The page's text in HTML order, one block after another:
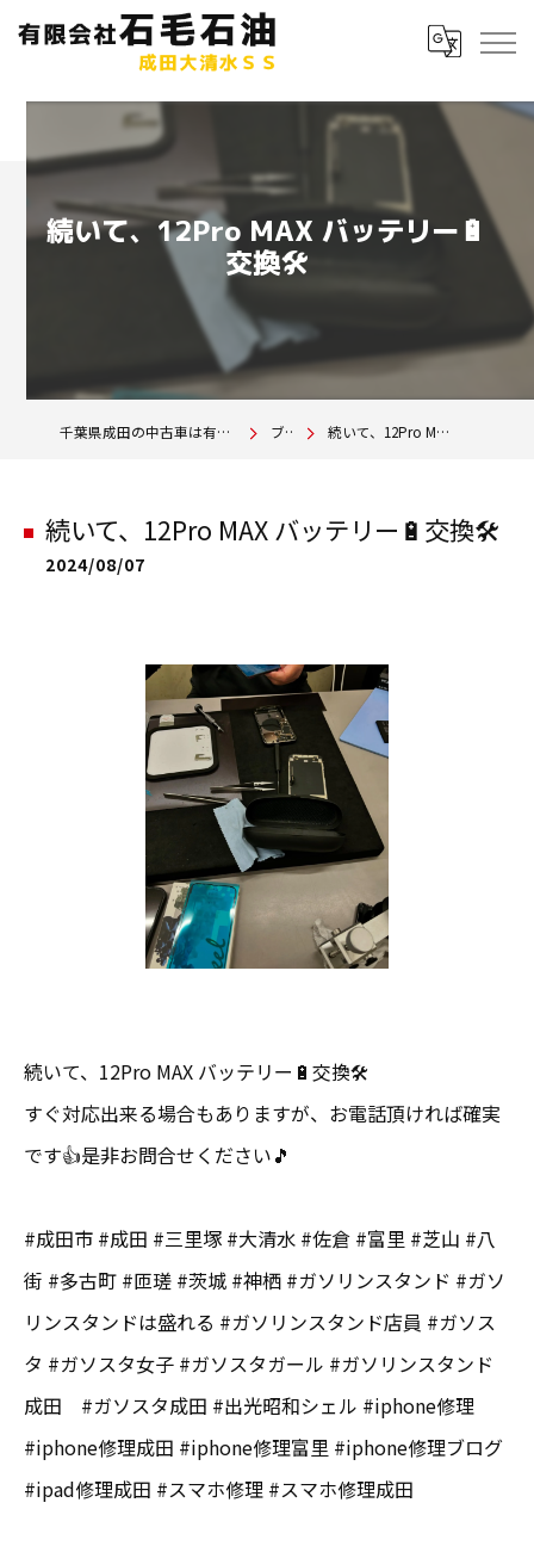
続いて、12Pro MAX バッテリー🔋
交換🛠️
千葉県成田の中古車は有限会社石毛石油 成田大清水SS ブログ 続いて、12Pro MAX バッテリー🔋交換🛠️
続いて、12Pro MAX バッテリー🔋交換🛠️
2024/08/07
続いて、12Pro MAX バッテリー🔋交換🛠️
すぐ対応出来る場合もありますが、お電話頂ければ確実
です👍是非お問合せください🎵
#成田市 #成田 #三里塚 #大清水 #佐倉 #富里 #芝山 #八
街 #多古町 #匝瑳 #茨城 #神栖 #ガソリンスタンド #ガソ
リンスタンドは盛れる #ガソリンスタンド店員 #ガソス
タ #ガソスタ女子 #ガソスタガール #ガソリンスタンド
成田 #ガソスタ成田 #出光昭和シェル #iphone修理
#iphone修理成田 #iphone修理富里 #iphone修理ブログ
#ipad修理成田 #スマホ修理 #スマホ修理成田